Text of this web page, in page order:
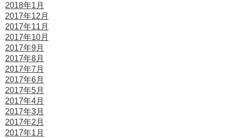
2018年1月
2017年12月
2017年11月
2017年10月
2017年9月
2017年8月
2017年7月
2017年6月
2017年5月
2017年4月
2017年3月
2017年2月
2017年1月